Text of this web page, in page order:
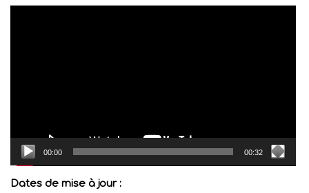
00:00 00:32
Dates de mise à jour :